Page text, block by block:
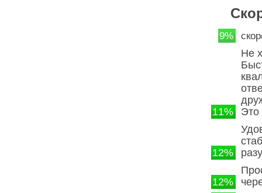
9%
11%
Не
Это
12%
12%